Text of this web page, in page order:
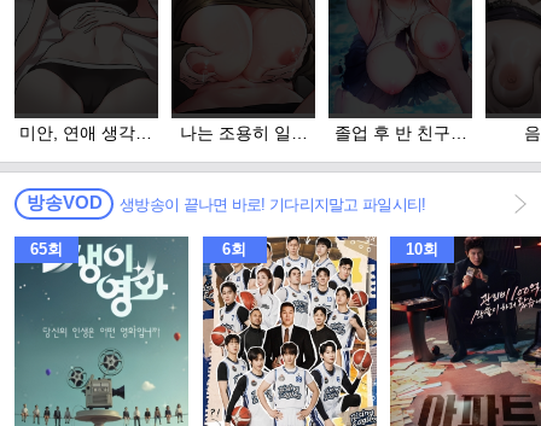
미안, 연애 생각은
나는 조용히 일하
졸업 후 반 친구들
방송VOD 생방송이 끝나면 바로! 기다리지말고 파일시티!
65회 6회 10회